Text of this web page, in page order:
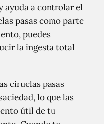
ayuda a controlar el
pasas como parte
puedes
la ingesta total
ciruelas pasas
lo que las
útil de tu